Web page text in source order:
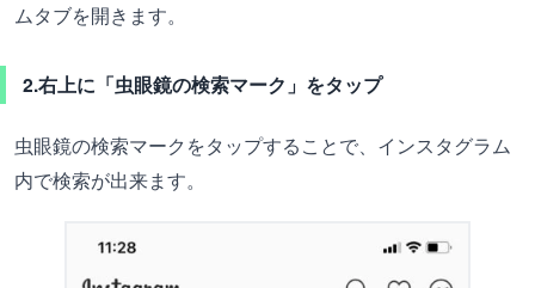
ムタブを開きます。
2.右上に「虫眼鏡の検索マーク」をタップ
虫眼鏡の検索マークをタップすることで、インスタグラム
内で検索が出来ます。